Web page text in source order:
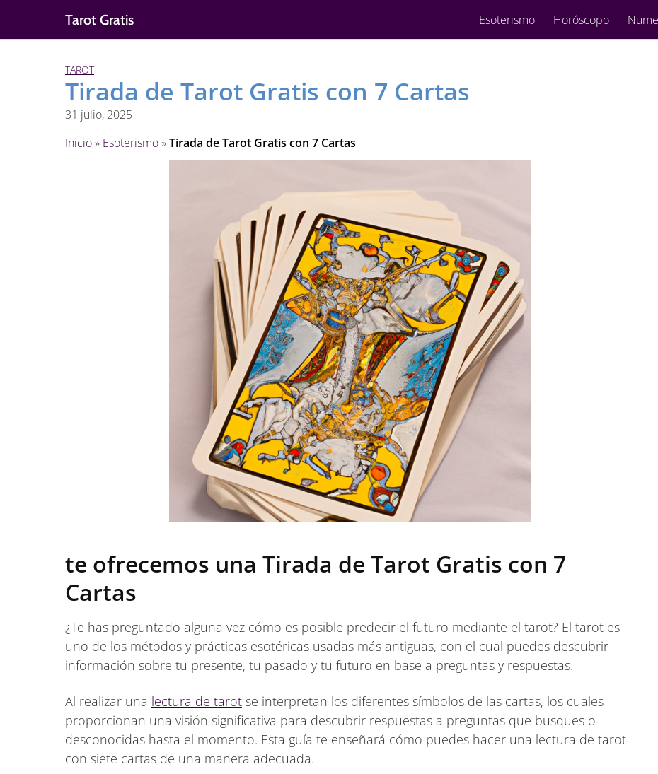
contenido
Tarot Gratis Esoterismo Horóscopo
TAROT
Tirada de Tarot Gratis con 7 Cartas
31 julio, 2025
Inicio» Esoterismo»Tirada de Tarot Gratis con 7 Cartas
te ofrecemos una Tirada de Tarot Gratis con 7
Cartas
¿Te has preguntado alguna vez cómo es posible predecir el futuro mediante el tarot? El tarot es
uno de los métodos y prácticas esotéricas usadas más antiguas, con el cual puedes descubrir
información sobre tu presente, tu pasado y tu futuro en base a preguntas y respuestas.
Al realizar una lectura de tarot se interpretan los diferentes símbolos de las cartas, los cuales
proporcionan una visión significativa para descubrir respuestas a preguntas que busques o
desconocidas hasta el momento. Esta guía te enseñará cómo puedes hacer una lectura de tarot
con siete cartas de una manera adecuada.